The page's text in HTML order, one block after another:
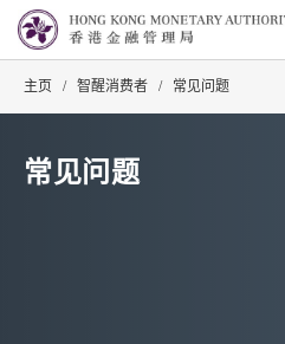
主页 / 智醒消费者 / 常见问题
常见问题